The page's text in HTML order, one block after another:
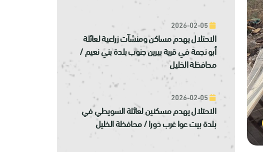
الاحتلال يهدم مساكن ومنشآت زراعية لعائلة
أبو نجمة في قرية بيرين جنوب بلدة بني نعيم /
محافظة الخليل
الاحتلال يهدم مسكنين لعائلة السويطي في
بلدة بيت عوا غرب دورا / محافظة الخليل